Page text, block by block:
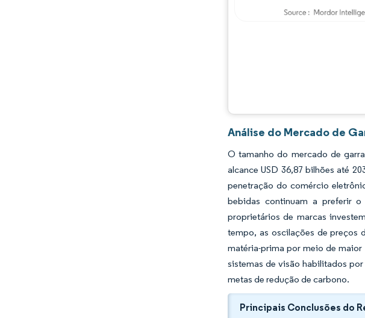
Análise do Mercado de
O tamanho do mercado de
alcance USD 36,87 bilhões até
penetração do comércio
bebidas continuam a preferir
proprietários de marcas
tempo, as oscilações de preços
matéria-prima por meio de
sistemas de visão habilitados
metas de redução de carbono.
Principais Conclusões do